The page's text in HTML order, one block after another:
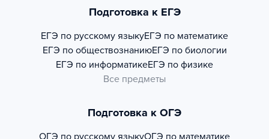
Подготовка к ЕГЭ
ЕГЭ по русскому языкуЕГЭ по математике
ЕГЭ по обществознаниюЕГЭ по биологии
ЕГЭ по информатикеЕГЭ по физике
Все предметы
Подготовка к ОГЭ
ОГЭ по русскому языкуОГЭ по математике